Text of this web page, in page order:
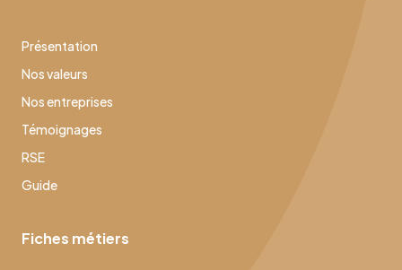
Présentation
Nos valeurs
Nos entreprises
Témoignages
RSE
Guide
Fiches métiers